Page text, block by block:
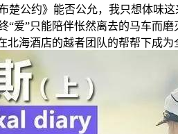
楚公约》能否公允，我只想体味
“爱”只能陪伴怅然离去的马车而
北海酒店的越者团队的帮帮下成为